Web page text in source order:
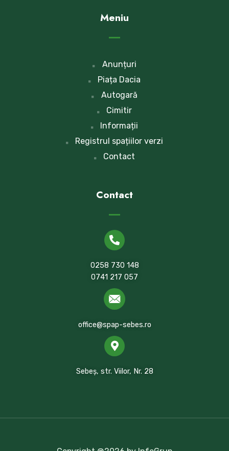
Meniu
Anunțuri
Piața Dacia
Autogară
Cimitir
Informații
Registrul spațiilor verzi
Contact
Contact
0258 730 148
0741 217 057
office@spap-sebes.ro
Sebeș, str. Viilor, Nr. 28